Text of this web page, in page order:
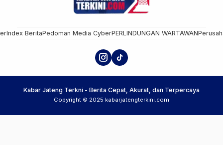
Index BeritaPedoman Media CyberPERLINDUNGAN WARTAWAN
Kabar Jateng Terkni - Berita Cepat, Akurat, dan Terpercaya
Copyright © 2025 kabarjatengterkini.com